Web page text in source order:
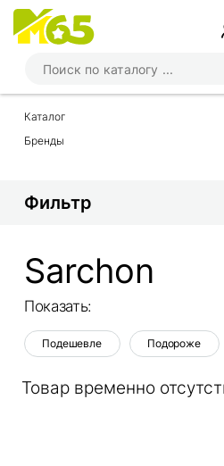
Каталог
Бренды
Фильтр
Sarchon
Показать:
Подешевле Подороже
Товар временно